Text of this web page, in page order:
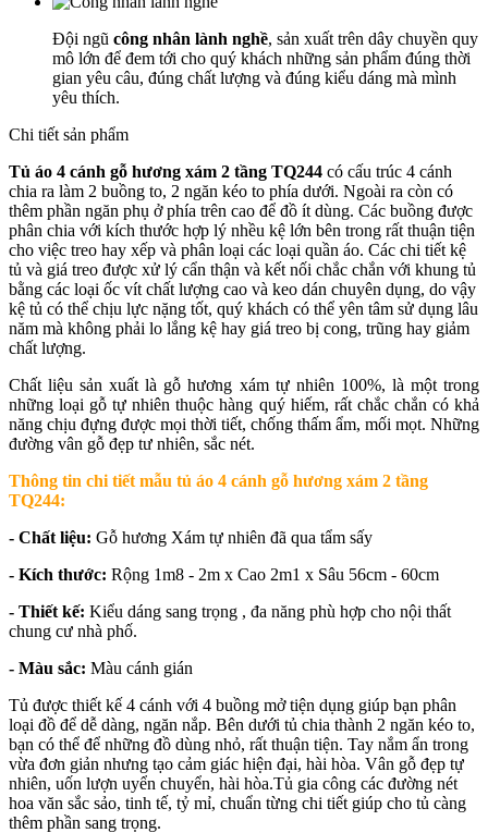
Đội ngũ công nhân lành nghề, sản xuất trên dây chuyền quy
mô lớn để đem tới cho quý khách những sản phẩm đúng thời
gian yêu câu, đúng chất lượng và đúng kiểu dáng mà mình
yêu thích.
Chi tiết sản phẩm
Tủ áo 4 cánh gỗ hương xám 2 tầng TQ244 có cấu trúc 4 cánh
chia ra làm 2 buồng to, 2 ngăn kéo to phía dưới. Ngoài ra còn có
thêm phần ngăn phụ ở phía trên cao để đồ ít dùng. Các buồng được
phân chia với kích thước hợp lý nhều kệ lớn bên trong rất thuận tiện
cho việc treo hay xếp và phân loại các loại quần áo. Các chi tiết kệ
tủ và giá treo được xử lý cẩn thận và kết nối chắc chắn với khung tủ
bằng các loại ốc vít chất lượng cao và keo dán chuyên dụng, do vậy
kệ tủ có thể chịu lực nặng tốt, quý khách có thể yên tâm sử dụng lâu
năm mà không phải lo lắng kệ hay giá treo bị cong, trũng hay giảm
chất lượng.
Chất liệu sản xuất là gỗ hương xám tự nhiên 100%, là một trong
những loại gỗ tự nhiên thuộc hàng quý hiếm, rất chắc chắn có khả
năng chịu đựng được mọi thời tiết, chống thấm ẩm, mối mọt. Những
đường vân gỗ đẹp tư nhiên, sắc nét.
Thông tin chi tiết mẫu tủ áo 4 cánh gỗ hương xám 2 tầng
TQ244:
- Chất liệu: Gỗ hương Xám tự nhiên đã qua tẩm sấy
- Kích thước: Rộng 1m8 - 2m x Cao 2m1 x Sâu 56cm - 60cm
- Thiết kế: Kiểu dáng sang trọng , đa năng phù hợp cho nội thất
chung cư nhà phố.
- Màu sắc: Màu cánh gián
Tủ được thiết kế 4 cánh với 4 buồng mở tiện dụng giúp bạn phân
loại đồ để dễ dàng, ngăn nắp. Bên dưới tủ chia thành 2 ngăn kéo to,
bạn có thể để những đồ dùng nhỏ, rất thuận tiện. Tay nắm ẩn trong
vừa đơn giản nhưng tạo cảm giác hiện đại, hài hòa. Vân gỗ đẹp tự
nhiên, uốn lượn uyển chuyển, hài hòa.Tủ gia công các đường nét
hoa văn sắc sảo, tinh tế, tỷ mỉ, chuẩn từng chi tiết giúp cho tủ càng
thêm phần sang trọng.